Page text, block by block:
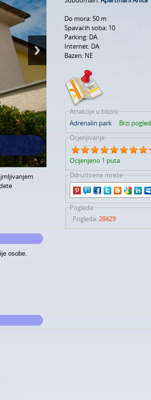
osobe.
Do mora: 50 m
Spavaćih soba: 10
Parking: DA
Internet: DA
Bazen: NE
Atrakcije u blizini
Adrenalin park
Brzi pogled
Ocjenjivanje
Ocijenjeno 1 puta
Ddruštvene mreže
Pogleda
Pogleda:28429